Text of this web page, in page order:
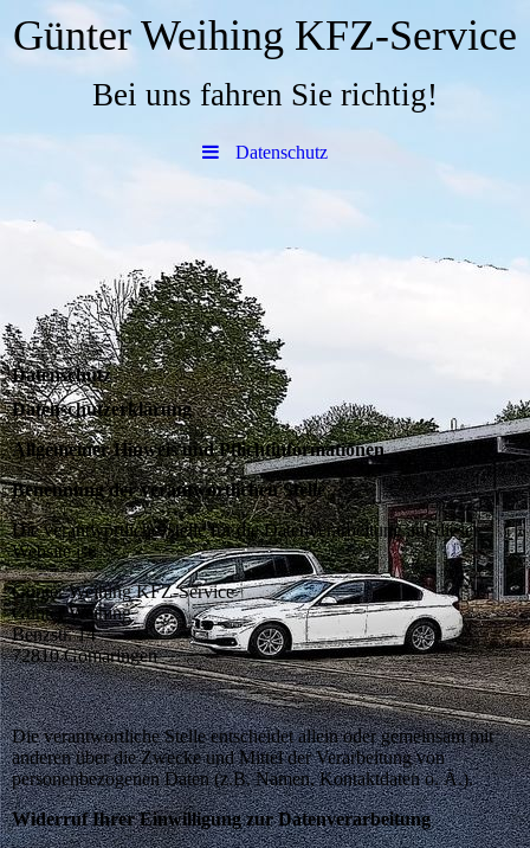
Günter Weihing KFZ-Service
Bei uns fahren Sie richtig!
Datenschutz
Datenschutz
Datenschutzerklärung
Allgemeiner Hinweis und Pflichtinformationen
Benennung der verantwortlichen Stelle
Die verantwortliche Stelle für die Datenverarbeitung auf dieser
Website ist:
Günter Weihing KFZ-Service
Günter Weihing
Benzstr. 14
72810 Gomaringen
Die verantwortliche Stelle entscheidet allein oder gemeinsam mit
anderen über die Zwecke und Mittel der Verarbeitung von
personenbezogenen Daten (z.B. Namen, Kontaktdaten o. Ä.).
Widerruf Ihrer Einwilligung zur Datenverarbeitung